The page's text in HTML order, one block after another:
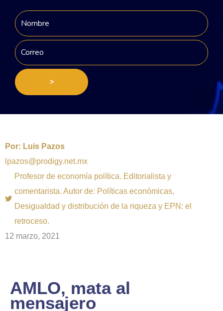
>
Por: Luis Pazos
lpazos@prodigy.net.mx
Profesor de economía política. Editorialista y
comentarista. Autor de: Políticas económicas,
Desigualdad y distribución de la riqueza y EPN: el
retroceso.
12 marzo, 2021
AMLO, mata al
mensajero